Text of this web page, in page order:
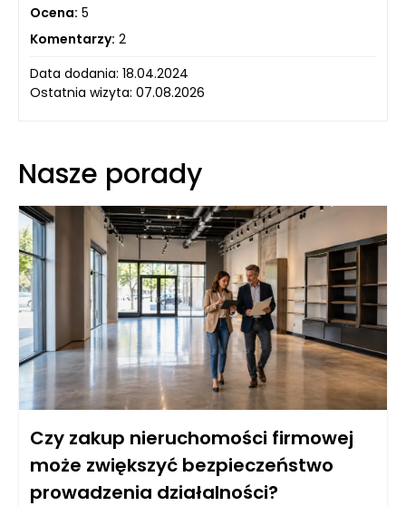
Ocena: 5
Komentarzy: 2
Data dodania: 18.04.2024
Ostatnia wizyta: 07.08.2026
Nasze porady
Czy zakup nieruchomości firmowej
może zwiększyć bezpieczeństwo
prowadzenia działalności?